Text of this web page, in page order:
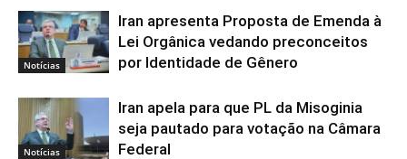
Notícias
Iran apresenta Proposta de Emenda à
Lei Orgânica vedando preconceitos
por Identidade de Gênero
Notícias
Iran apela para que PL da Misoginia
seja pautado para votação na Câmara
Federal